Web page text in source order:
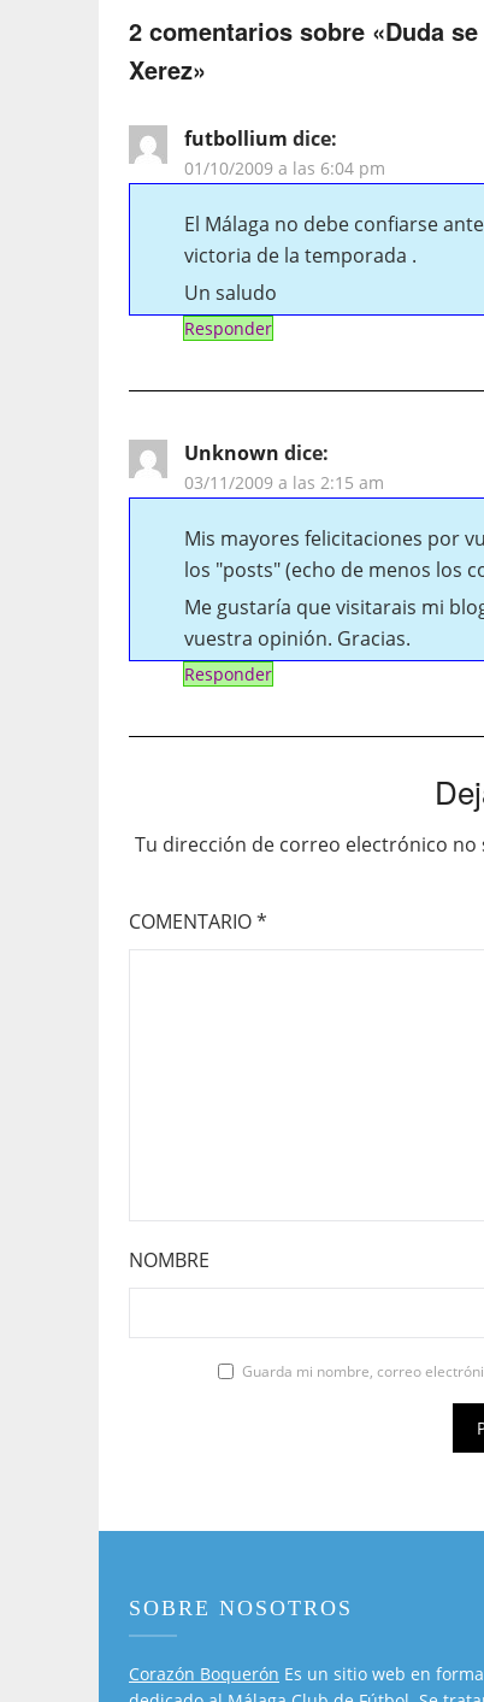
2 comentarios sobre «Duda
Xerez»
futbollium dice:
01/10/2009 a las 6:04 pm
El Málaga no debe confiarse
victoria de la temporada .
Un saludo
Responder
Unknown dice:
03/11/2009 a las 2:15 am
Mis mayores felicitaciones por
los "posts" (echo de menos los
Me gustaría que visitarais mi
vuestra opinión. Gracias.
Responder
Tu dirección de correo electrónico no
COMENTARIO*
NOMBRE
Guarda mi nombre, correo
SOBRE NOSOTROS
Corazón Boquerón Es un sitio web en